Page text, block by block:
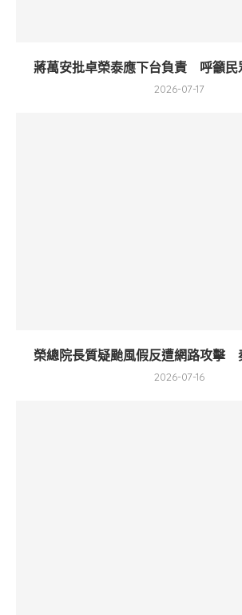
蔣萬安批卓榮泰應下台負責 呼籲民
2026-07-17
榮總院長質疑颱風假反遭網路攻擊
2026-07-16